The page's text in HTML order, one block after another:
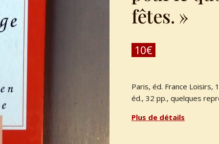
fêtes. »
10€
Paris, éd. France Loisirs,
éd., 32 pp., quelques
Plus de détails